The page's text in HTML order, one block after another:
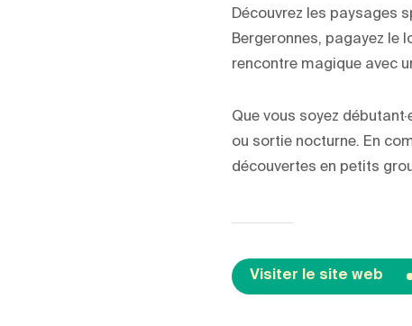
Découvrez les paysages
Bergeronnes, pagayez le
rencontre magique avec
Que vous soyez
ou sortie nocturne. En
découvertes en petits
Visiter le site web